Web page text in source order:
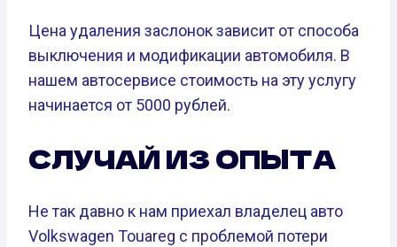
Цена удаления заслонок зависит от способа
выключения и модификации автомобиля. В
нашем автосервисе стоимость на эту услугу
начинается от 5000 рублей.
СЛУЧАЙ ИЗ ОПЫТА
Не так давно к нам приехал владелец авто
Volkswagen Touareg с проблемой потери